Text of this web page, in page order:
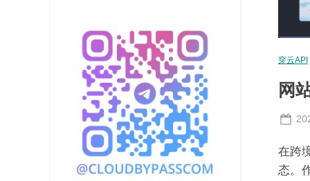
穿云API
网
在跨
态。